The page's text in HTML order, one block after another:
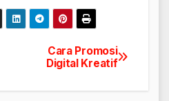
Cara Promosi
Digital Kreatif